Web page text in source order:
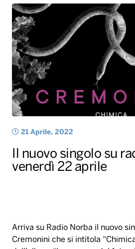
Sport
Radio Norba
Leggerissime
Novità
Interviste
Oroscopo
Speciale
Voce al Bari
Battiti Live 2026
Gallery
21 Aprile, 2022
Il nuovo singolo su
venerdì 22 aprile
Arriva su Radio Norba il nuovo
Cremonini che si intitola